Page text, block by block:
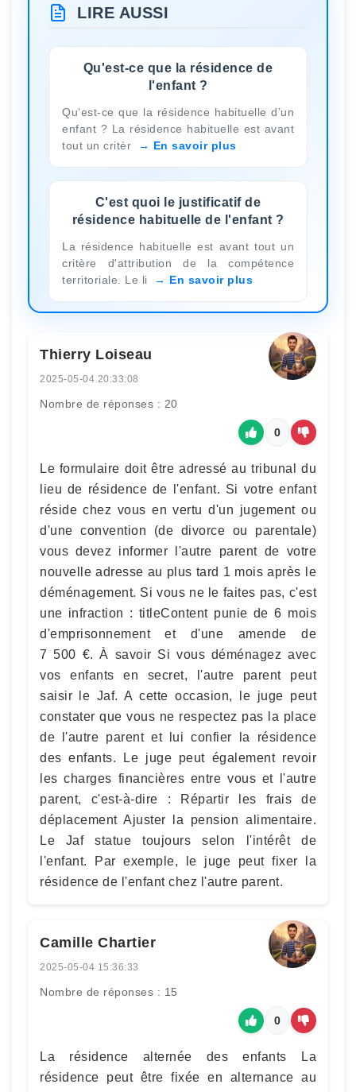
LIRE AUSSI
Qu'est-ce que la résidence de
l'enfant ?
Qu’est-ce que la résidence habituelle d’un
enfant ? La résidence habituelle est avant
tout un critèr
En savoir plus
C'est quoi le justificatif de
résidence habituelle de l'enfant ?
La résidence habituelle est avant tout un
critère d'attribution de la compétence
territoriale. Le li
En savoir plus
Thierry Loiseau
2025-05-04 20:33:08
Nombre de réponses : 20
0
Le formulaire doit être adressé au tribunal du
lieu de résidence de l'enfant. Si votre enfant
réside chez vous en vertu d'un jugement ou
d'une convention (de divorce ou parentale)
vous devez informer l'autre parent de votre
nouvelle adresse au plus tard 1 mois après le
déménagement. Si vous ne le faites pas, c'est
une infraction : titleContent punie de 6 mois
d'emprisonnement et d'une amende de
7 500 €. À savoir Si vous déménagez avec
vos enfants en secret, l'autre parent peut
saisir le Jaf. A cette occasion, le juge peut
constater que vous ne respectez pas la place
de l'autre parent et lui confier la résidence
des enfants. Le juge peut également revoir
les charges financières entre vous et l'autre
parent, c'est-à-dire : Répartir les frais de
déplacement Ajuster la pension alimentaire.
Le Jaf statue toujours selon l'intérêt de
l'enfant. Par exemple, le juge peut fixer la
résidence de l'enfant chez l'autre parent.
Camille Chartier
2025-05-04 15:36:33
Nombre de réponses : 15
0
La résidence alternée des enfants La
résidence peut être fixée en alternance au